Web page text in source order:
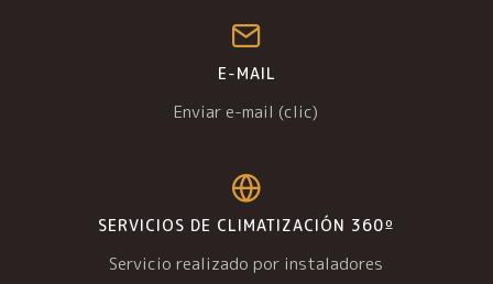
E-MAIL
Enviar e-mail (clic)
SERVICIOS DE CLIMATIZACIÓN 360º
Servicio realizado por instaladores